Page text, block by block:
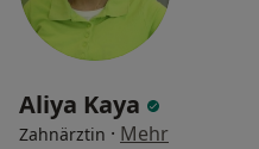
Aliya Kaya
Zahnärztin · Mehr